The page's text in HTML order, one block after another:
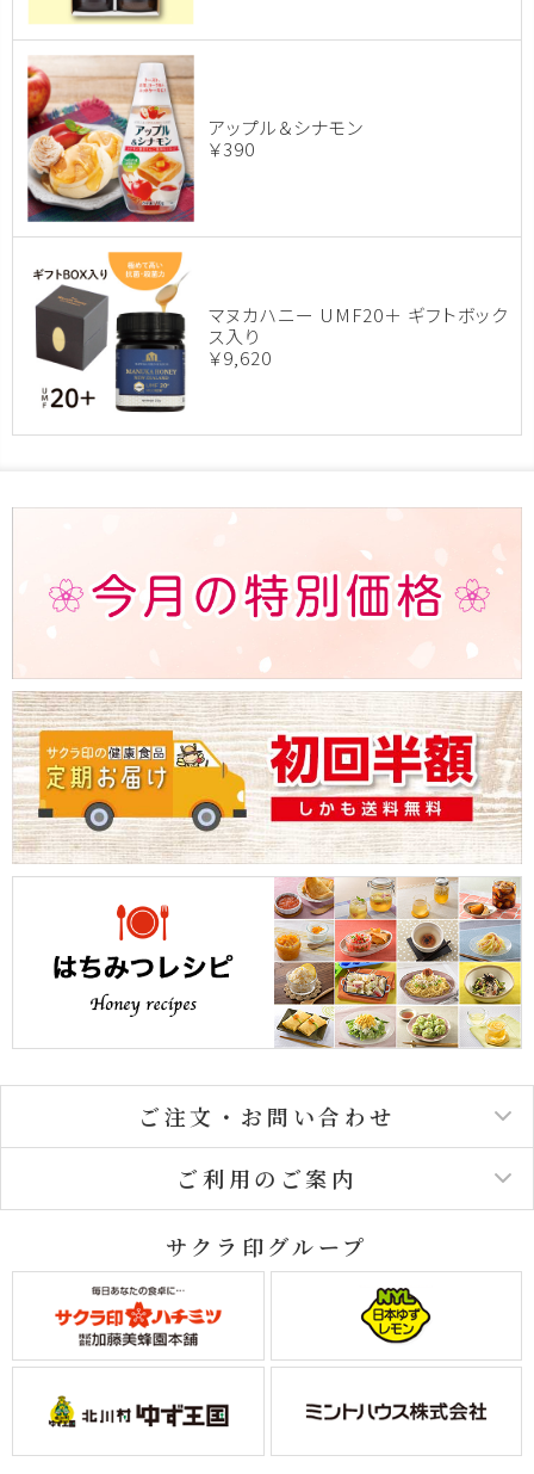
アップル＆シナモン
￥390
マヌカハニー UMF20＋ ギフトボック
ス入り
￥9,620
ご注文・お問い合わせ
ご利用のご案内
サクラ印グループ